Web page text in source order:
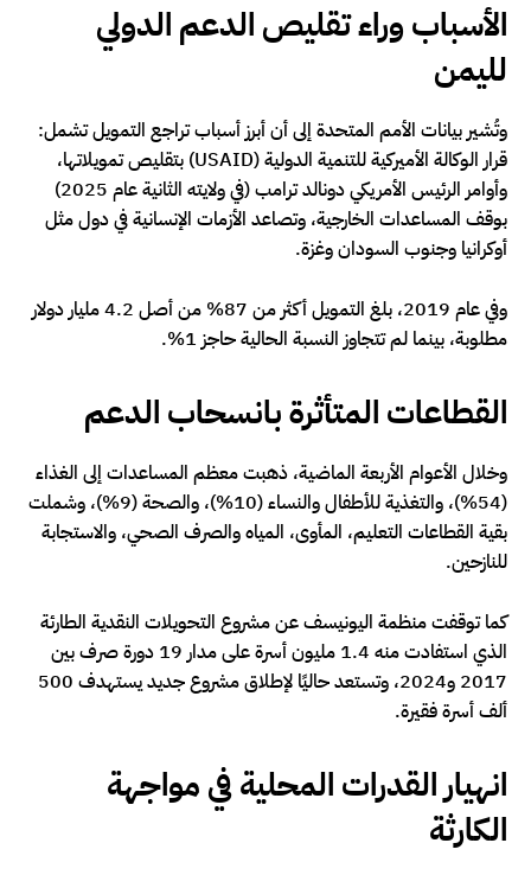
الأسباب وراء تقليص الدعم الدولي
لليمن
وتُشير بيانات الأمم المتحدة إلى أن أبرز أسباب تراجع التمويل تشمل:
قرار الوكالة الأميركية للتنمية الدولية (USAID) بتقليص تمويلاتها،
وأوامر الرئيس الأمريكي دونالد ترامب (في ولايته الثانية عام 2025)
بوقف المساعدات الخارجية، وتصاعد الأزمات الإنسانية في دول مثل
أوكرانيا وجنوب السودان وغزة.
وفي عام 2019، بلغ التمويل أكثر من 87% من أصل 4.2 مليار دولار
مطلوبة، بينما لم تتجاوز النسبة الحالية حاجز 1%.
القطاعات المتأثرة بانسحاب الدعم
وخلال الأعوام الأربعة الماضية، ذهبت معظم المساعدات إلى الغذاء
(54%)، والتغذية للأطفال والنساء (10%)، والصحة (9%)، وشملت
بقية القطاعات التعليم، المأوى، المياه والصرف الصحي، والاستجابة
للنازحين.
كما توقفت منظمة اليونيسف عن مشروع التحويلات النقدية الطارئة
الذي استفادت منه 1.4 مليون أسرة على مدار 19 دورة صرف بين
2017 و2024، وتستعد حاليًا لإطلاق مشروع جديد يستهدف 500
ألف أسرة فقيرة.
انهيار القدرات المحلية في مواجهة
الكارثة